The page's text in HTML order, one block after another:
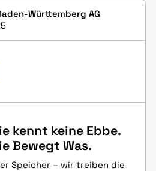
Württemberg AG
kennt keine Ebbe.
Bewegt Was.
Speicher – wir treiben die